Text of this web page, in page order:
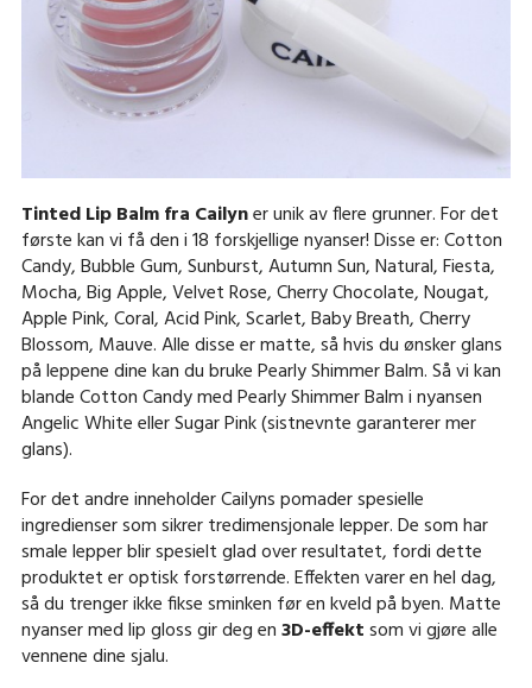
Tinted Lip Balm fra Cailyner unik av flere grunner. For det
første kan vi få den i 18 forskjellige nyanser! Disse er: Cotton
Candy, Bubble Gum, Sunburst, Autumn Sun, Natural, Fiesta,
Mocha, Big Apple, Velvet Rose, Cherry Chocolate, Nougat,
Apple Pink, Coral, Acid Pink, Scarlet, Baby Breath, Cherry
Blossom, Mauve. Alle disse er matte, så hvis du ønsker glans
på leppene dine kan du bruke Pearly Shimmer Balm. Så vi kan
blande Cotton Candy med Pearly Shimmer Balm i nyansen
Angelic White eller Sugar Pink (sistnevnte garanterer mer
glans).
For det andre inneholder Cailyns pomader spesielle
ingredienser som sikrer tredimensjonale lepper. De som har
smale lepper blir spesielt glad over resultatet, fordi dette
produktet er optisk forstørrende. Effekten varer en hel dag,
så du trenger ikke fikse sminken før en kveld på byen. Matte
nyanser med lip gloss gir deg en3D-effektsom vi gjøre alle
vennene dine sjalu.